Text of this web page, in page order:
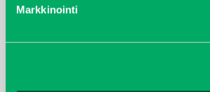
Markkinointi